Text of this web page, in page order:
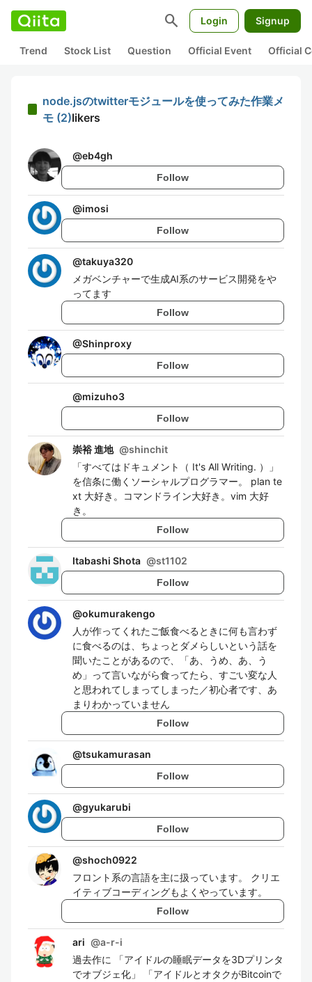
search Login Signup
Trend Stock List Question Official Event Official
node.jsのtwitterモジュールを使ってみた作業メ
モ (2)likers
@eb4gh
Follow
@imosi
Follow
@takuya320
メガベンチャーで生成AI系のサービス開発をや
ってます
Follow
@Shinproxy
Follow
@mizuho3
Follow
崇裕 進地 @shinchit
「すべてはドキュメント（ It's All Writing. ）」
を信条に働くソーシャルプログラマー。 plan te
xt 大好き。コマンドライン大好き。vim 大好
き。
Follow
Itabashi Shota @st1102
Follow
@okumurakengo
人が作ってくれたご飯食べるときに何も言わず
に食べるのは、ちょっとダメらしいという話を
聞いたことがあるので、「あ、うめ、あ、う
め」って言いながら食ってたら、すごい変な人
と思われてしまってしまった／初心者です、あ
まりわかっていません
Follow
@tsukamurasan
Follow
@gyukarubi
Follow
@shoch0922
フロント系の言語を主に扱っています。 クリエ
イティブコーディングもよくやっています。
Follow
ari @a-r-i
過去作に 「アイドルの睡眠データを3Dプリンタ
でオブジェ化」 「アイドルとオタクがBitcoinで